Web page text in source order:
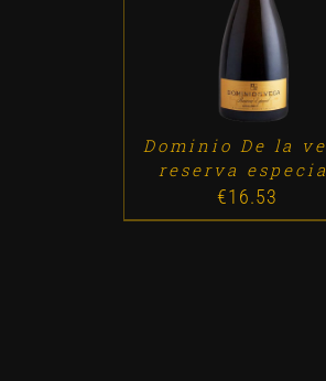
ADD TO CART /
Dominio De la
reserva
€16.53